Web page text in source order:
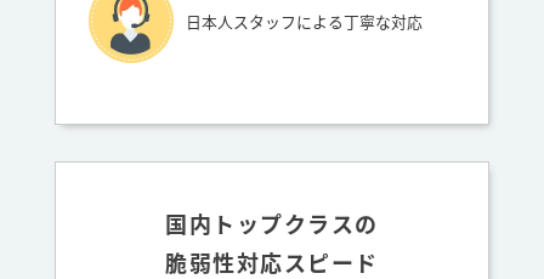
日本人スタッフによる丁寧な対応
国内トップクラスの
脆弱性対応スピード